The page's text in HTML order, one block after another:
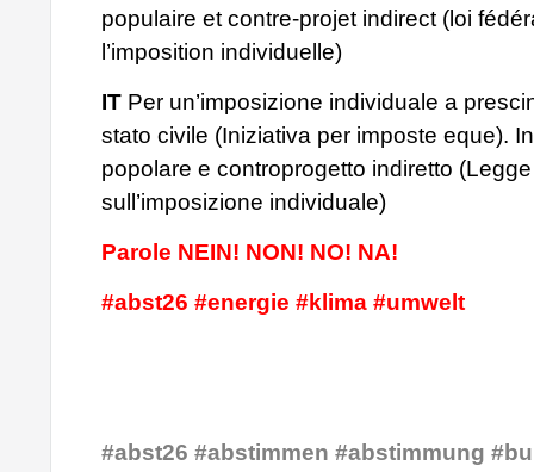
populaire et contre-projet indirect (loi
l’imposition individuelle)
IT Per un’imposizione individuale a
stato civile (Iniziativa per imposte eque).
popolare e controprogetto indiretto
sull’imposizione individuale)
Parole NEIN! NON! NO! NA!
#abst26 #energie #klima #umwelt
#abst26 #abstimmen #abstimmung